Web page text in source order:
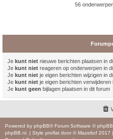
56
Je kunt niet nieuwe berichten plaatsen in
Je kunt niet reageren op onderwerpen in
Je kunt niet je eigen berichten wijzigen in
Je kunt niet je eigen berichten verwijderen
Je kunt geen bijlagen plaatsen in dit forum
Powered by phpBB® Forum Software ©
phpBB.nl
| Style proflat door © Mazeltof 2017 |